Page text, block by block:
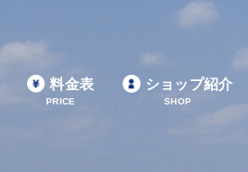
料金表
PRICE
ショップ紹介
SHOP